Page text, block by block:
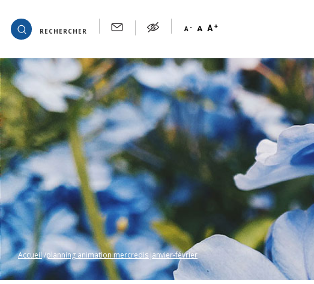
RECHERCHER A - A A+
Accueil planning animation mercredis janvier-février